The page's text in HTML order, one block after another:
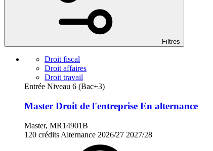
Filtres
Droit fiscal
Droit affaires
Droit travail
Entrée Niveau 6 (Bac+3)
Master Droit de l'entreprise En alternance
Master, MR14901B
120 crédits Alternance 2026/27 2027/28